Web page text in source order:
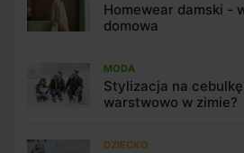
Homewear damski -
domowa
MODA
Stylizacja na
warstwowo w zimie?
DZIECKO